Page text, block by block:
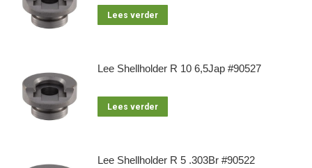
Lees verder
Lee Shellholder R 10 6,5Jap #90527
Lees verder
Lee Shellholder R 5 .303Br #90522